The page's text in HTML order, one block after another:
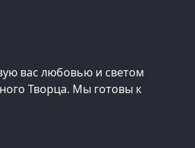
вас любовью и светом
Творца. Мы готовы к